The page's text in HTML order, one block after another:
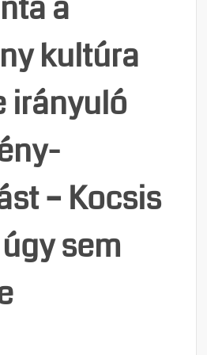
kultúra
irányuló
– Kocsis
sem